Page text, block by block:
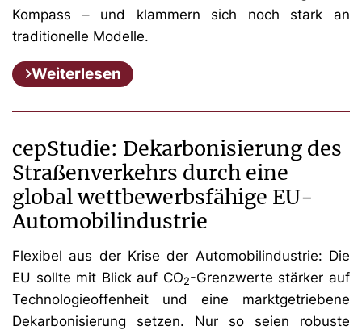
Kompass – und klammern sich noch stark an
traditionelle Modelle.
Weiterlesen
cepStudie: Dekarbonisierung des
Straßenverkehrs durch eine
global wettbewerbsfähige EU-
Automobilindustrie
Flexibel aus der Krise der Automobilindustrie: Die
EU sollte mit Blick auf CO2-Grenzwerte stärker auf
Technologieoffenheit und eine marktgetriebene
Dekarbonisierung setzen. Nur so seien robuste